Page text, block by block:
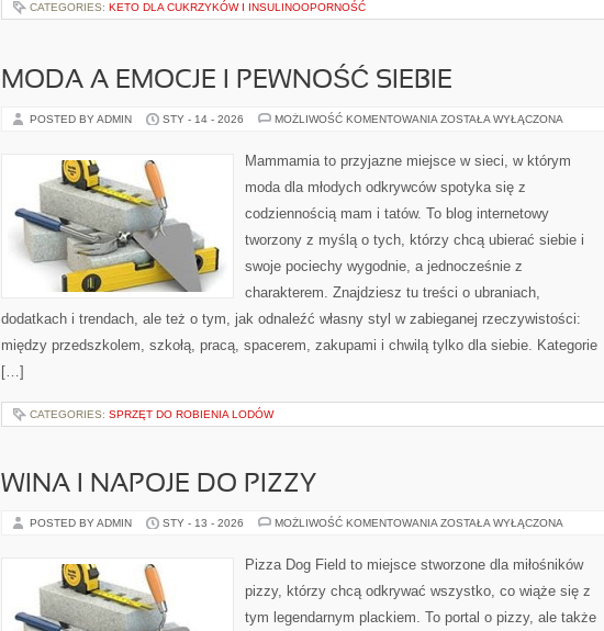
CATEGORIES: KETO DLA CUKRZYKÓW I INSULINOOPORNOŚĆ
MODA A EMOCJE I PEWNOŚĆ SIEBIE
POSTED BY ADMIN STY - 14 - 2026 MOŻLIWOŚĆ KOMENTOWANIA MODA
PEWNOŚĆ
ZOSTAŁA WYŁĄCZONA
Mammamia to przyjazne miejsce w sieci, w którym
moda dla młodych odkrywców spotyka się z
codziennością mam i tatów. To blog internetowy
tworzony z myślą o tych, którzy chcą ubierać siebie i
swoje pociechy wygodnie, a jednocześnie z
charakterem. Znajdziesz tu treści o ubraniach,
dodatkach i trendach, ale też o tym, jak odnaleźć własny styl w zabieganej rzeczywistości:
między przedszkolem, szkołą, pracą, spacerem, zakupami i chwilą tylko dla siebie. Kategorie
[…]
CATEGORIES: SPRZĘT DO ROBIENIA LODÓW
WINA I NAPOJE DO PIZZY
POSTED BY ADMIN STY - 13 - 2026 MOŻLIWOŚĆ KOMENTOWANIA WINA
PIZZY
ZOSTAŁA WYŁĄCZONA
Pizza Dog Field to miejsce stworzone dla miłośników
pizzy, którzy chcą odkrywać wszystko, co wiąże się z
tym legendarnym plackiem. To portal o pizzy, ale także